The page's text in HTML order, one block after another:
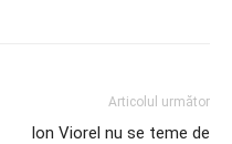
Articolul următor
Ion Viorel nu se teme de